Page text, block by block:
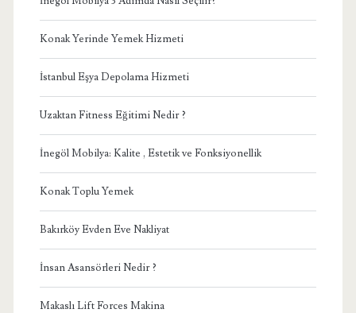
Konak Yerinde Yemek Hizmeti
İstanbul Eşya Depolama Hizmeti
Uzaktan Fitness Eğitimi Nedir ?
İnegöl Mobilya: Kalite , Estetik ve Fonksiyonellik
Konak Toplu Yemek
Bakırköy Evden Eve Nakliyat
İnsan Asansörleri Nedir ?
Makaslı Lift Forces Makina